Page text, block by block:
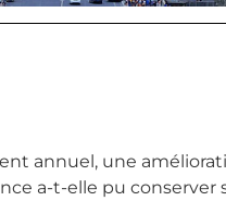
annuel, une
a-t-elle pu conserver